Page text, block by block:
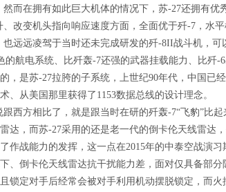
而在拥有如此巨大机体的情况下，苏-27还拥有优
改变机头指向响应速度方面，全面优于歼-7，水
也远远凌驾于当时还未完成研发的歼-8II战斗机，
航电系统、比歼轰-7还强的武器挂载能力、比歼-
，是苏-27拉胯的子系统，上世纪90年代，中国已
、从美国那里获得了1153数据总线的设计理念。
西方相比了，就是跟当时在研的歼轰-7“飞豹”比
达，而苏-27采用的还是老一代的倒卡伦天线雷达
作战能力的发挥，这一点在2015年的中泰空战演习
、倒卡伦天线雷达抗干扰能力差，面对仅具备部分
锁定对手后经常会被对手利用机动摆脱锁定，而